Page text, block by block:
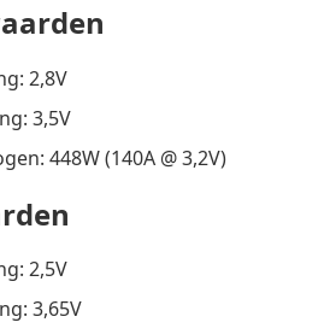
2,8V
3,5V
448W (140A @ 3,2V)
2,5V
3,65V